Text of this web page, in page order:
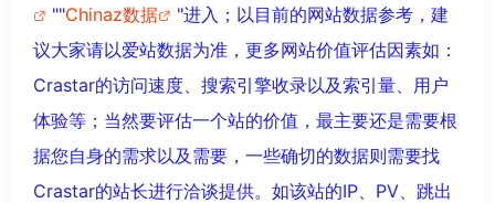
""Chinaz数据
"进入；以目前的网站数据参考，建
议大家请以爱站数据为准，更多网站价值评估因素如：
Crastar的访问速度、搜索引擎收录以及索引量、用户
体验等；当然要评估一个站的价值，最主要还是需要根
据您自身的需求以及需要，一些确切的数据则需要找
Crastar的站长进行洽谈提供。如该站的IP、PV、跳出